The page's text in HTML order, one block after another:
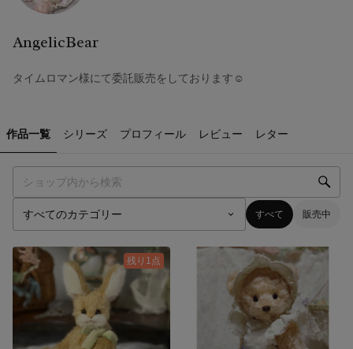
AngelicBear
タイムロマン様にて委託販売をしております☺️
作品一覧 シリーズ プロフィール レビュー レター
すべて 販売中
残り1点